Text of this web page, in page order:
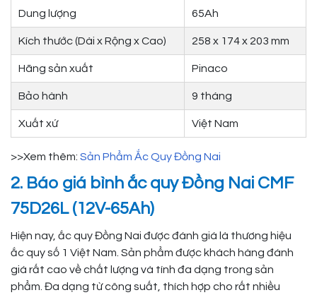
Dung lượng 65Ah
Kích thước (Dài x Rộng x Cao) 258 x 174 x 203 mm
Hãng sản xuất Pinaco
Bảo hành 9 tháng
Xuất xứ Việt Nam
>>Xem thêm: Sản Phẩm Ắc Quy Đồng Nai
2. Báo giá bình ắc quy Đồng Nai CMF
75D26L (12V-65Ah)
Hiện nay, ắc quy Đồng Nai được đánh giá là thương hiệu
ắc quy số 1 Việt Nam. Sản phẩm được khách hàng đánh
giá rất cao về chất lượng và tính đa dạng trong sản
phẩm. Đa dạng từ công suất, thích hợp cho rất nhiều